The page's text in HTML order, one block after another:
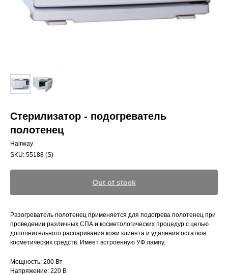
Стерилизатор - подогреватель
полотенец
Hairway
SKU: 55188 (S)
Out of stock
Разогреватель полотенец применяется для подогрева полотенец при
проведении различных СПА и косметологических процедур с целью
дополнительного распаривания кожи клиента и удаления остатков
косметических средств. Имеет встроенную УФ лампу.
Мощность: 200 Вт
Напряжение: 220 В